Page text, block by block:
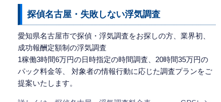
探偵名古屋・失敗しない浮気調査
愛知県名古屋市で探偵・浮気調査をお探しの方、業界初、
成功報酬定額制の浮気調査
1稼働3時間6万円の日時指定の時間調査、20時間35万円の
パック料金等、 対象者の情報行動に応じた調査プランをご
提案いたします。